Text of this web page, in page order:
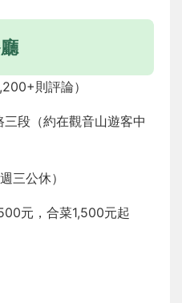
則評論）
段（約在觀音山遊客中
三公休）
元，合菜1,500元起